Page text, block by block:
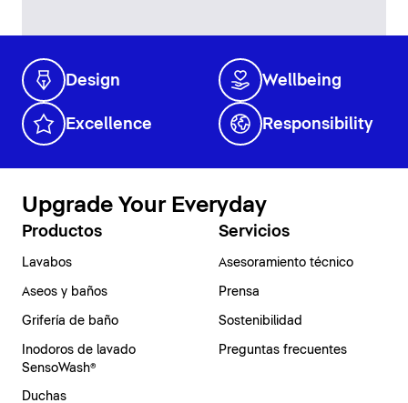
Design Wellbeing
Excellence Responsibility
Upgrade Your Everyday
Productos
Lavabos
Aseos y baños
Grifería de baño
Inodoros de lavado
SensoWash®
Duchas
Servicios
Asesoramiento técnico
Prensa
Sostenibilidad
Preguntas frecuentes